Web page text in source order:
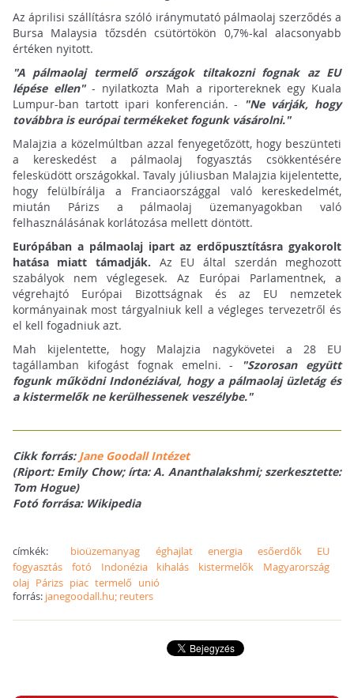
Az áprilisi szállításra szóló iránymutató pálmaolaj szerződés a
Bursa Malaysia tőzsdén csütörtökön 0,7%-kal alacsonyabb
értéken nyitott.
"A pálmaolaj termelő országok tiltakozni fognak az EU
lépése ellen"- nyilatkozta Mah a riportereknek egy Kuala
Lumpur-ban tartott ipari konferencián. -
"Ne várják, hogy
továbbra is európai termékeket fogunk vásárolni."
Malajzia a közelmúltban azzal fenyegetőzött, hogy beszünteti
a kereskedést a pálmaolaj fogyasztás csökkentésére
felesküdött országokkal. Tavaly júliusban Malajzia kijelentette,
hogy felülbírálja a Franciaországgal való kereskedelmét,
miután Párizs a pálmaolaj üzemanyagokban való
felhasználásának korlátozása mellett döntött.
Európában a pálmaolaj ipart az erdőpusztításra gyakorolt
hatása miatt támadják. Az EU által szerdán meghozott
szabályok nem véglegesek. Az Európai Parlamentnek, a
végrehajtó Európai Bizottságnak és az EU nemzetek
kormányainak most tárgyalniuk kell a végleges tervezetről és
el kell fogadniuk azt.
Mah kijelentette, hogy Malajzia nagykövetei a 28 EU
tagállamban kifogást fognak emelni. -
"Szorosan együtt
fogunk működni Indonéziával, hogy a pálmaolaj üzletág és
a kistermelők ne kerülhessenek veszélybe."
Cikk forrás: Jane Goodall Intézet
(Riport: Emily Chow; írta: A. Ananthalakshmi; szerkesztette:
Tom Hogue)
Fotó forrása: Wikipedia
címkék: bioüzemanyag éghajlat energia esőerdők
EU
fogyasztás
fotó Indonézia kihalás kistermelők
Magyarország
olaj Párizs piac termelő unió
forrás: janegoodall.hu; reuters